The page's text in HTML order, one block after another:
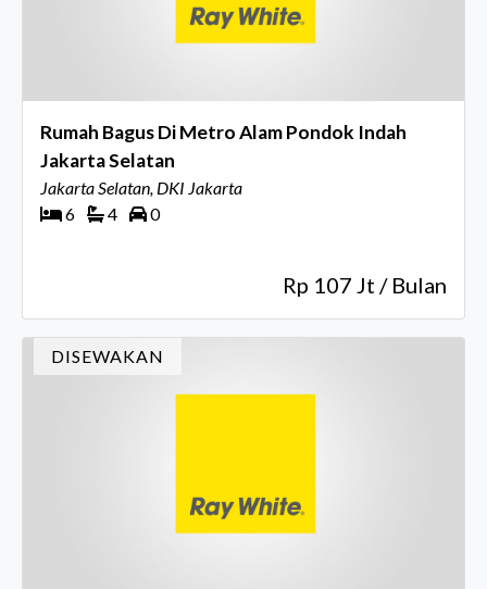
Rumah Bagus Di Metro Alam Pondok Indah
Jakarta Selatan
Jakarta Selatan, DKI Jakarta
6
4 0
Rp 107 Jt / Bulan
DISEWAKAN